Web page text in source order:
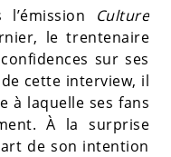
Culture
le trentenaire
sur ses
cette interview, il
à laquelle ses fans
À la surprise
de son intention